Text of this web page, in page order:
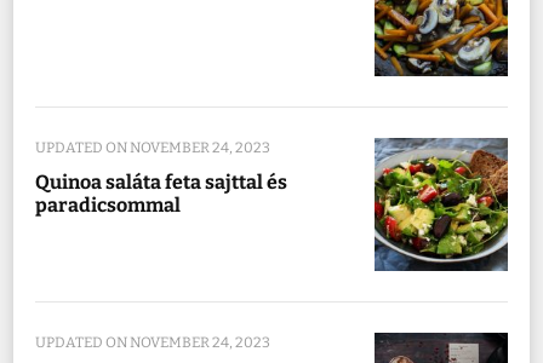
UPDATED ONNOVEMBER 24, 2023
Quinoa saláta feta sajttal és
paradicsommal
UPDATED ONNOVEMBER 24, 2023